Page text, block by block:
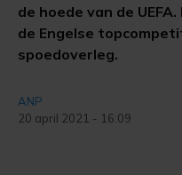
de hoede van de
de Engelse
spoedoverleg.
ANP
20 april 2021 - 16:09